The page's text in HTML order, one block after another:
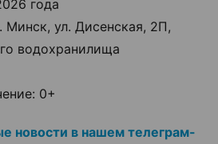
года
Минск, ул. Дисенская, 2П,
водохранилища
0+
новости в нашем телеграм-